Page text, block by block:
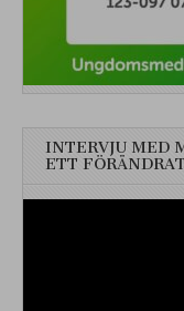
INTERVJU MED
ETT